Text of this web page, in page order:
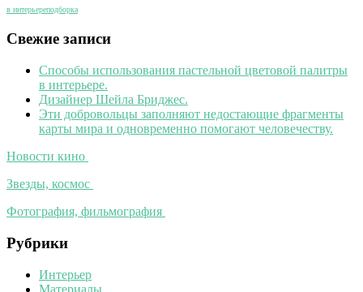
в интерьереподборка
Свежие записи
Способы использования пастельной цветовой палитры
в интерьере.
Дизайнер Шейла Бриджес.
Эти добровольцы заполняют недостающие фрагменты
карты мира и одновременно помогают человечеству.
Новости кино
Звезды, космос
Фотография, фильмография
Рубрики
Интерьер
Материалы